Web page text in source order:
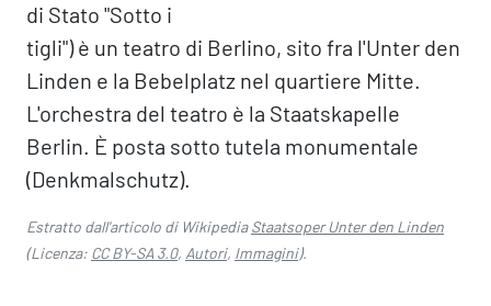
di Stato "Sotto i
tigli") è un teatro di Berlino, sito fra l'Unter den
Linden e la Bebelplatz nel quartiere Mitte.
L'orchestra del teatro è la Staatskapelle
Berlin. È posta sotto tutela monumentale
(Denkmalschutz).
Estratto dall'articolo di WikipediaStaatsoper Unter den Linden
(Licenza: CC BY-SA 3.0, Autori, Immagini).